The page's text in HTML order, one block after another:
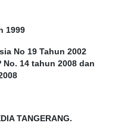
1999
No 19 Tahun 2002
14 tahun 2008 dan
TANGERANG.